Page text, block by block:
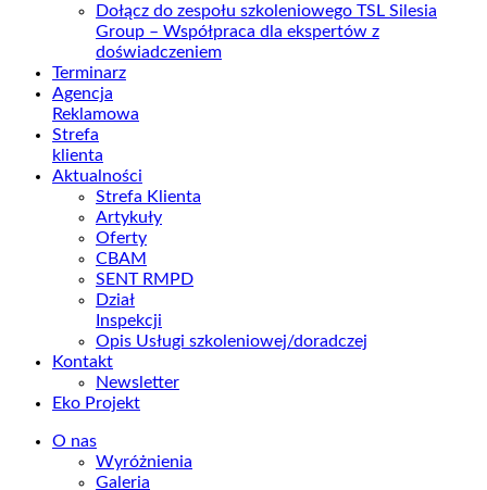
Dołącz do zespołu szkoleniowego TSL Silesia
Group – Współpraca dla ekspertów z
doświadczeniem
Terminarz
Agencja
Reklamowa
Strefa
klienta
Aktualności
Strefa Klienta
Artykuły
Oferty
CBAM
SENT RMPD
Dział
Inspekcji
Opis Usługi szkoleniowej/doradczej
Kontakt
Newsletter
Eko Projekt
O nas
Wyróżnienia
Galeria